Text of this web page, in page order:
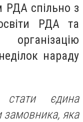
РДА спільно з
РДА та
нараду
стати єдина
замовника, яка